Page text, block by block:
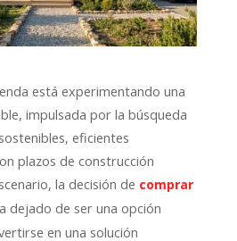
está experimentando una
impulsada por la búsqueda
eficientes
plazos de construcción
la decisión de comprar
dejado de ser una opción
en una solución